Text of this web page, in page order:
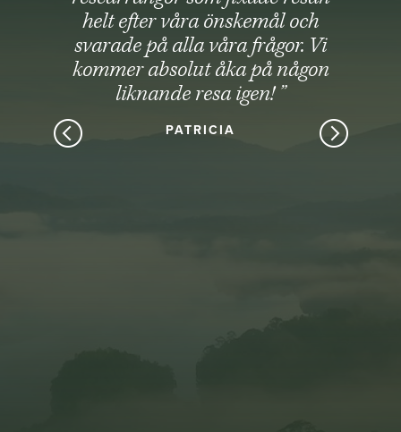
helt efter våra önskemål och
svarade på alla våra frågor. Vi
kommer absolut åka på någon
liknande resa igen! ”
PATRICIA